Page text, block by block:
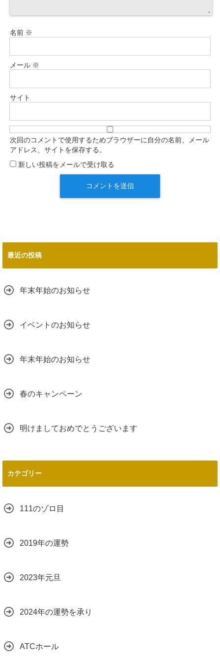
名前 ※
メール ※
サイト
次回のコメントで使用するためブラウザーに自分の名前、メール
アドレス、サイトを保存する。
新しい投稿をメールで受け取る
最近の投稿
年末年始のお知らせ
イベントのお知らせ
年末年始のお知らせ
春のキャンペーン
明けましておめでとうございます
カテゴリー
111のゾロ目
2019年の運勢
2023年元旦
2024年の運勢を承り
ATCホール